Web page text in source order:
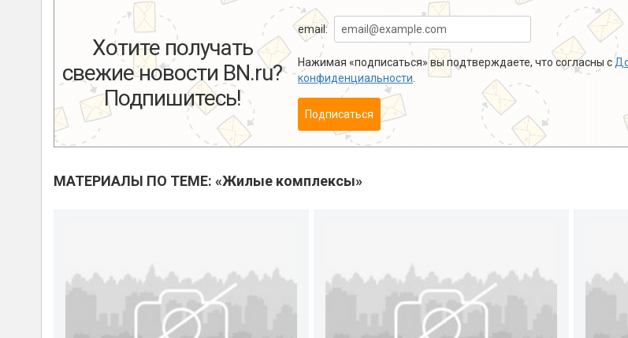
Хотите получать
свежие новости BN.ru?
Подпишитесь!
email:
Нажимая «подписаться» вы подтверждаете, что согласны с
конфиденциальности
Подписаться
МАТЕРИАЛЫ ПО ТЕМЕ: «Жилые комплексы»